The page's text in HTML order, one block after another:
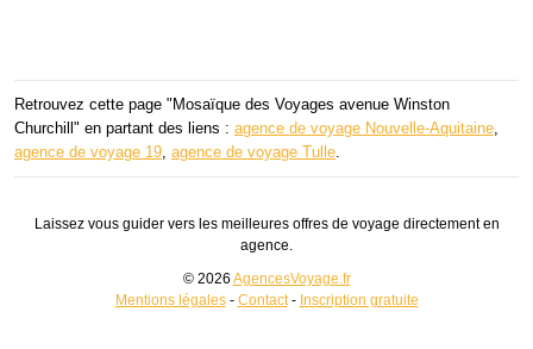
Retrouvez cette page "Mosaïque des Voyages avenue Winston
Churchill" en partant des liens : agence de voyage Nouvelle-Aquitaine
agence de voyage 19 agence de voyage Tulle
Laissez vous guider vers les meilleures offres de voyage directement en
agence.
© 2026 AgencesVoyage.fr
Mentions légales- Contact- Inscription gratuite